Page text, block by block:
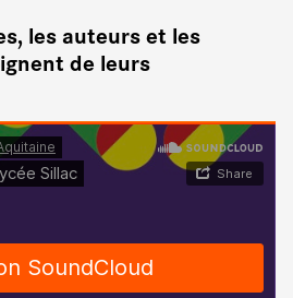
les auteurs et les
de leurs